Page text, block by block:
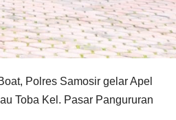
Polres Samosir gelar Apel
Toba Kel. Pasar Pangururan